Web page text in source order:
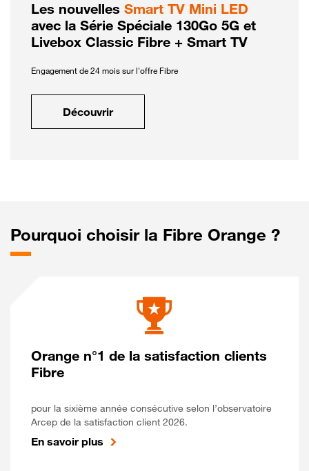
Les nouvelles Smart TV Mini LED
avec la Série Spéciale 130Go 5G et
Livebox Classic Fibre + Smart TV
Engagement de 24 mois sur l'offre Fibre
Découvrir
Pourquoi choisir la Fibre Orange ?
Orange n°1 de la satisfaction clients
Fibre
pour la sixième année consécutive selon l’observatoire
Arcep de la satisfaction client 2026.
En savoir plus